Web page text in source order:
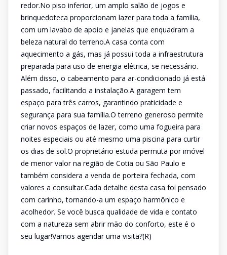
redor.No piso inferior, um amplo salão de jogos e
brinquedoteca proporcionam lazer para toda a família,
com um lavabo de apoio e janelas que enquadram a
beleza natural do terreno.A casa conta com
aquecimento a gás, mas já possui toda a infraestrutura
preparada para uso de energia elétrica, se necessário.
Além disso, o cabeamento para ar-condicionado já está
passado, facilitando a instalação.A garagem tem
espaço para três carros, garantindo praticidade e
segurança para sua família.O terreno generoso permite
criar novos espaços de lazer, como uma fogueira para
noites especiais ou até mesmo uma piscina para curtir
os dias de sol.O proprietário estuda permuta por imóvel
de menor valor na região de Cotia ou São Paulo e
também considera a venda de porteira fechada, com
valores a consultar.Cada detalhe desta casa foi pensado
com carinho, tornando-a um espaço harmônico e
acolhedor. Se você busca qualidade de vida e contato
com a natureza sem abrir mão do conforto, este é o
seu lugar!Vamos agendar uma visita?(R)